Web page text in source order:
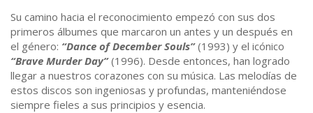
Su camino hacia el reconocimiento empezó con sus dos
primeros álbumes que marcaron un antes y un después en
el género: “Dance of December Souls”(1993) y el icónico
“Brave Murder Day”(1996). Desde entonces, han logrado
llegar a nuestros corazones con su música. Las melodías de
estos discos son ingeniosas y profundas, manteniéndose
siempre fieles a sus principios y esencia.